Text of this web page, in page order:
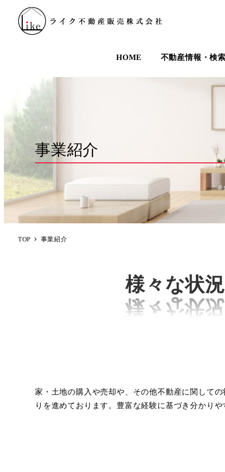
HOME 不動産情報・検索
事業紹介
TOP 事業紹介
様々な状
家・土地の購入や売却や、その他不動産に関して
りを進めております。豊富な経験に基づき分かり